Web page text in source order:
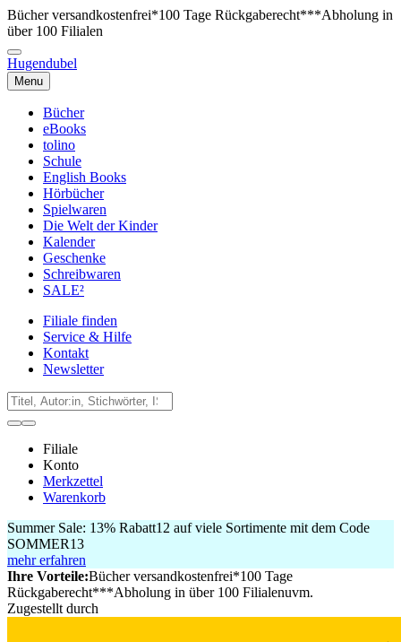
Bücher versandkostenfrei*100 Tage Rückgaberecht***Abholung in
über 100 Filialen
Hugendubel
Menu
Bücher
eBooks
tolino
Schule
English Books
Hörbücher
Spielwaren
Die Welt der Kinder
Kalender
Geschenke
Schreibwaren
SALE²
Filiale finden
Service & Hilfe
Kontakt
Newsletter
Filiale
Konto
Merkzettel
Warenkorb
Summer Sale: 13% Rabatt12 auf viele Sortimente mit dem Code
SOMMER13
mehr erfahren
Ihre Vorteile:Bücher versandkostenfrei*100 Tage
Rückgaberecht***Abholung in über 100 Filialenuvm.
Zugestellt durch